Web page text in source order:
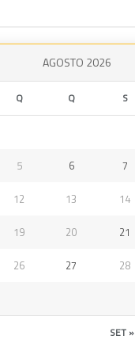
AGOSTO 2026
Q Q S
5 6 7
12 13 14
19 20 21
26 27 28
SET »